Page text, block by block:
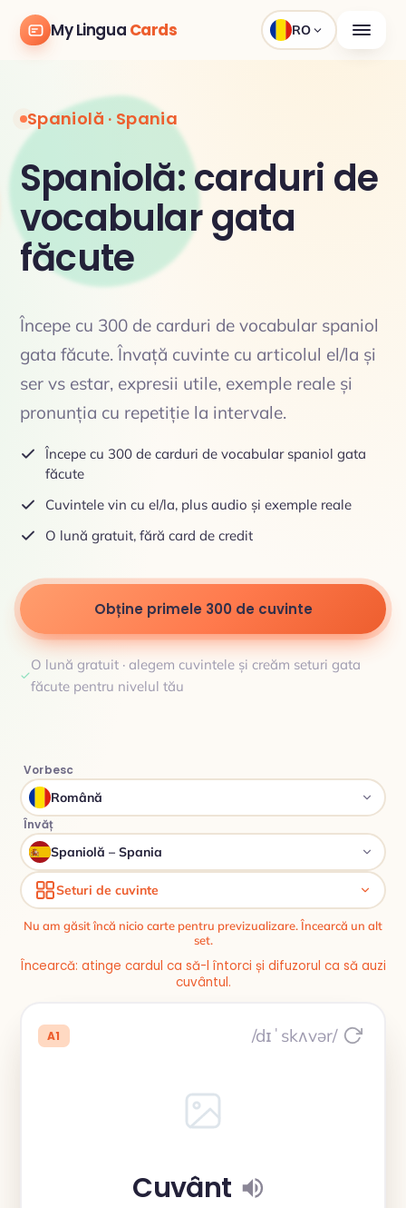
My Lingua Cards RO
Spaniolă · Spania
Spaniolă: carduri de
vocabular gata
făcute
Începe cu 300 de carduri de vocabular spaniol
gata făcute. Învață cuvinte cu articolul el/la și
ser vs estar, expresii utile, exemple reale și
pronunția cu repetiție la intervale.
Începe cu 300 de carduri de vocabular spaniol gata
făcute
Cuvintele vin cu el/la, plus audio și exemple reale
O lună gratuit, fără card de credit
Obține primele 300 de cuvinte
O lună gratuit · alegem cuvintele și creăm seturi gata
făcute pentru nivelul tău
Vorbesc
Română
Învăț
Spaniolă – Spania
Seturi de cuvinte
Nu am găsit încă nicio carte pentru previzualizare. Încearcă un alt
set.
Încearcă: atinge cardul ca să-l întorci și difuzorul ca să auzi
cuvântul.
A1 /dɪˈskʌvər/
Cuvânt